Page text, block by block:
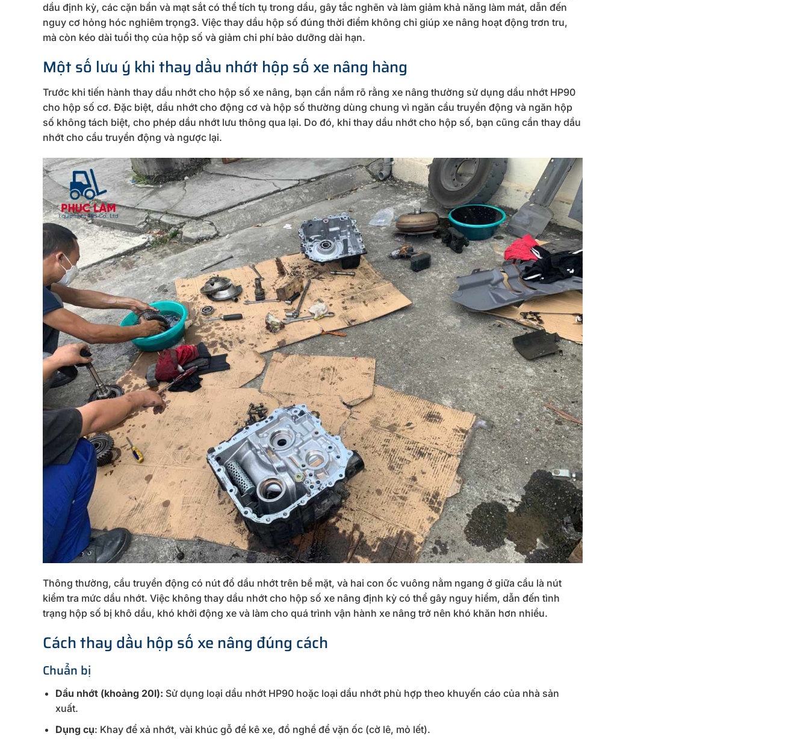
dầu định kỳ, các cặn bẩn và mạt sắt có thể tích tụ trong dầu, gây tắc nghẽn và làm giảm khả năng làm mát, dẫn đến
nguy cơ hỏng hóc nghiêm trọng3. Việc thay dầu hộp số đúng thời điểm không chỉ giúp xe nâng hoạt động trơn tru,
mà còn kéo dài tuổi thọ của hộp số và giảm chi phí bảo dưỡng dài hạn.
Một số lưu ý khi thay dầu nhớt hộp số xe nâng hàng
Trước khi tiến hành thay dầu nhớt cho hộp số xe nâng, bạn cần nắm rõ rằng xe nâng thường sử dụng dầu nhớt HP90
cho hộp số cơ. Đặc biệt, dầu nhớt cho động cơ và hộp số thường dùng chung vì ngăn cầu truyền động và ngăn hộp
số không tách biệt, cho phép dầu nhớt lưu thông qua lại. Do đó, khi thay dầu nhớt cho hộp số, bạn cũng cần thay dầu
nhớt cho cầu truyền động và ngược lại.
Thông thường, cầu truyền động có nút đổ dầu nhớt trên bề mặt, và hai con ốc vuông nằm ngang ở giữa cầu là nút
kiểm tra mức dầu nhớt. Việc không thay dầu nhớt cho hộp số xe nâng định kỳ có thể gây nguy hiểm, dẫn đến tình
trạng hộp số bị khô dầu, khó khởi động xe và làm cho quá trình vận hành xe nâng trở nên khó khăn hơn nhiều.
Cách thay dầu hộp số xe nâng đúng cách
Chuẩn bị
Dầu nhớt (khoảng 20l): Sử dụng loại dầu nhớt HP90 hoặc loại dầu nhớt phù hợp theo khuyến cáo của nhà sản
xuất.
Dụng cụ: Khay để xả nhớt, vài khúc gỗ để kê xe, đồ nghề để vặn ốc (cờ lê, mỏ lết).